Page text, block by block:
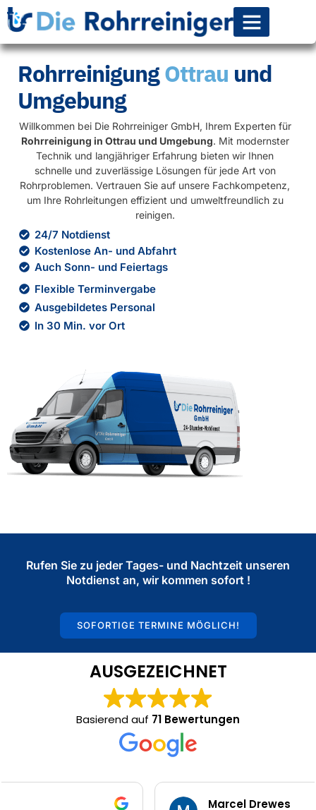
RohrreinigungOttrau und
Umgebung
Willkommen bei Die Rohrreiniger GmbH, Ihrem Experten für
Rohrreinigung in Ottrau und Umgebung. Mit modernster
Technik und langjähriger Erfahrung bieten wir Ihnen
schnelle und zuverlässige Lösungen für jede Art von
Rohrproblemen. Vertrauen Sie auf unsere Fachkompetenz,
um Ihre Rohrleitungen effizient und umweltfreundlich zu
reinigen.
24/7 Notdienst
Kostenlose An- und Abfahrt
Auch Sonn- und Feiertags
Flexible Terminvergabe
Ausgebildetes Personal
In 30 Min. vor Ort
Rufen Sie zu jeder Tages- und Nachtzeit unseren
Notdienst an, wir kommen sofort !
SOFORTIGE TERMINE MÖGLICH!
AUSGEZEICHNET
Basierend auf 71 Bewertungen
Marcel Drewes